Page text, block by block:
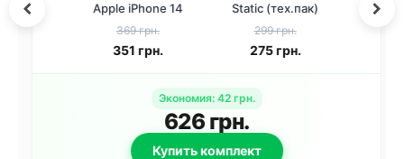
Apple iPhone 14
(6.1 дюйма)
Зеленый
369 грн.
351грн.
Static (тех.пак)
для Apple iPhone
13 / 13 Pro / 14 /
16e /17e (6.1
дюйма) Черный
299 грн.
275грн.
Экономия:42грн.
626грн.
Купить комплект